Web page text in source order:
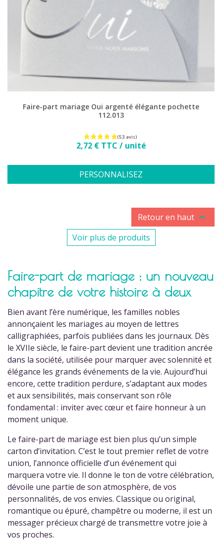
(2 avis)
Faire-part mariage Oui argenté élégante pochette
112.013
Prix
2,72 € TTC / unité
PERSONNALISEZ
Retour en haut 
Voir plus de produits
Faire-part de mariage : un nouveau
chapitre de votre histoire à deux
Bien avant l’ère numérique, les familles nobles
annonçaient les mariages au moyen de lettres
calligraphiées, parfois publiées dans les journaux. Dès
le XVIIe siècle, le faire-part devient une tradition ancrée
dans la société, utilisée pour marquer avec solennité et
élégance les grands événements de la vie. Aujourd’hui
encore, cette tradition perdure, s’adaptant aux modes
et aux sensibilités, mais conservant son rôle
fondamental : inviter avec cœur et faire honneur à un
moment unique.
Le faire-part de mariage est bien plus qu’un simple
carton d’invitation. C’est le tout premier reflet de votre
union, l’annonce officielle d’un événement qui
marquera votre vie. Il donne le ton de votre célébration,
dévoile une partie de son atmosphère, de vos
personnalités, de vos envies. Classique ou original,
romantique ou épuré, champêtre ou moderne, il est un
messager précieux chargé de transmettre votre joie à
vos proches.